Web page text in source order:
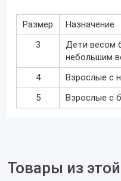
Размер
Назначение
3
Дети весом
небольшим
4
Взрослые с
5
Взрослые с
Товары из